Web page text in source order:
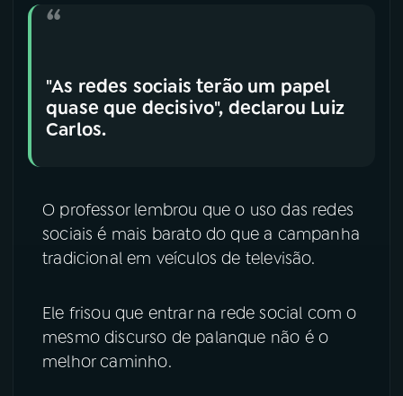
"As redes sociais terão um papel
quase que decisivo", declarou Luiz
Carlos.
O professor lembrou que o uso das redes
sociais é mais barato do que a campanha
tradicional em veículos de televisão.
Ele frisou que entrar na rede social com o
mesmo discurso de palanque não é o
melhor caminho.